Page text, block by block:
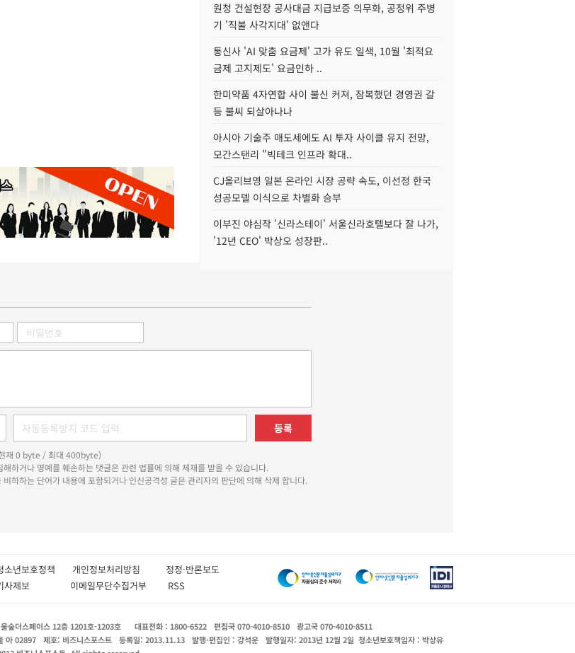
원청 건설현장 공사대금 지급보증 의무화, 공정위 주병
기 '직불 사각지대' 없앤다
통신사 'AI 맞춤 요금제' 고가 유도 일색, 10월 '최적요
금제 고지제도' 요금인하 ..
한미약품 4자연합 사이 불신 커져, 잠복했던 경영권 갈
등 불씨 되살아나나
아시아 기술주 매도세에도 AI 투자 사이클 유지 전망,
모간스탠리 "빅테크 인프라 확대..
CJ올리브영 일본 온라인 시장 공략 속도, 이선정 한국
성공모델 이식으로 차별화 승부
이부진 야심작 '신라스테이' 서울신라호텔보다 잘 나가,
'12년 CEO' 박상오 성장판..
등록
재 0 byte / 최대 400byte)
하거나 명예를 훼손하는 댓글은 관련 법률에 의해 제재를 받을 수 있습니다.
하하는 단어가 내용에 포함되거나 인신공격성 글은 관리자의 판단에 의해 삭제 합니다.
소년보호정책 개인정보처리방침 정정·반론보도
사제보 이메일무단수집거부 RSS
숲더스페이스 12층 1201호-1203호 대표전화 : 1800-6522 편집국 070-4010-8510
광고국 070-4010-8511
아 02897 제호: 비즈니스포스트 등록일: 2013.11.13 발행·편집인 : 강석운 발행일자: 2013년 12월 2일 청소년보호책임자 : 박상유